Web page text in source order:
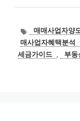
태
그
매매사업자양
매사업자혜택분석
세금가이드 , 부동